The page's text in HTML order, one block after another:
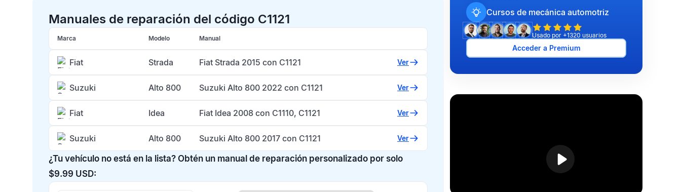
Manuales de reparación del código C1121
Marca Modelo Manual
Fiat Strada Fiat Strada 2015 con C1121 Ver
Suzuki Alto 800 Suzuki Alto 800 2022 con C1121 Ver
Fiat Idea Fiat Idea 2008 con C1110, C1121 Ver
Suzuki Alto 800 Suzuki Alto 800 2017 con C1121 Ver
¿Tu vehículo no está en la lista? Obtén un manual de reparación personalizado por solo
$9.99 USD:
Cursos de mecánica automotriz
Usado por +1320 usuarios
Acceder a Premium